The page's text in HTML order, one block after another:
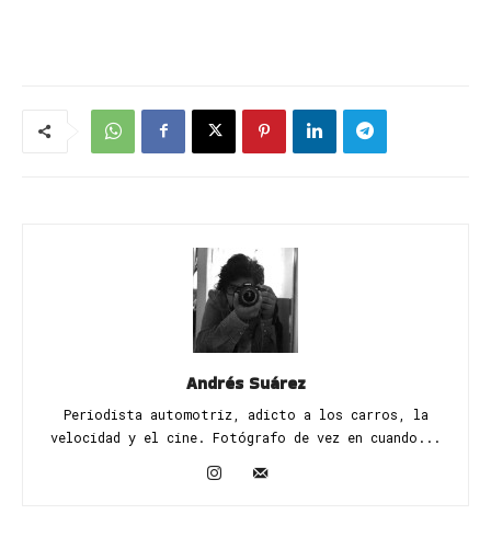
Andrés Suárez
Periodista automotriz, adicto a los carros, la
velocidad y el cine. Fotógrafo de vez en cuando...